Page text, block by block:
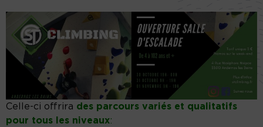
Celle-ci offrira des parcours variés et qualitatifs
pour tous les niveaux: